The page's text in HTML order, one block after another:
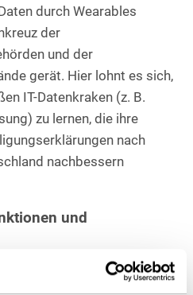
durch Wearables
der
und der
gerät. Hier lohnt es sich,
IT-Datenkraken (z. B.
zu lernen, die ihre
nach
nachbessern
und
und Anforderungen an
werden sich mit Art 14a